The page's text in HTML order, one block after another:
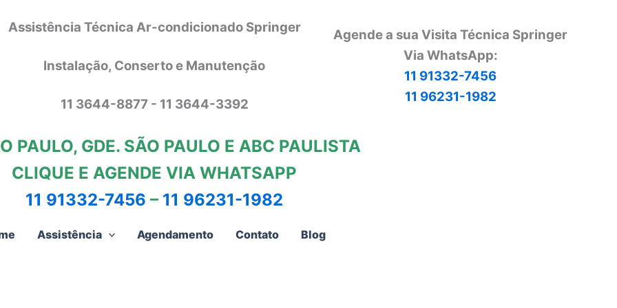
Assistência Técnica Ar-condicionado Springer
Instalação, Conserto e Manutenção
11 3644-8877 - 11 3644-3392
Agende a sua Visita Técnica Springer
Via WhatsApp:
11 91332-7456
11 96231-1982
PAULO, GDE. SÃO PAULO E ABC PAULISTA
CLIQUE E AGENDE VIA WHATSAPP
11 91332-7456 – 11 96231-1982
Assistência Agendamento Contato Blog